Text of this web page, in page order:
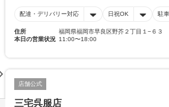
配達・デリバリー対応 日祝OK 駐
住所
福岡県福岡市早良区野芥２丁目１−６３
本日の営業状況 11:00〜18:00
店舗公式
三宅呉服店